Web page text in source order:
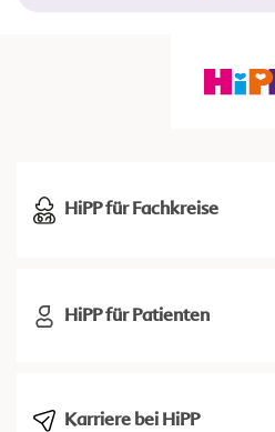
HiPP für Fachkreise
HiPP für Patienten
Karriere bei HiPP